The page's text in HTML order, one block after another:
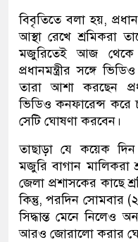
বিবৃতিতে বলা হয়,
আস্থা রেখে শ্রমিকরা
মজুরিতেই আজ থেকে
প্রধানমন্ত্রীর সঙ্গে
তারা আশা করছেন
ভিডিও কনফারেন্স করে
সেটি ঘোষণা করবেন।
তাছাড়া যে কয়েক
মজুরি বাগান মালিকরা
জেলা প্রশাসকের কাছে
কিন্তু, পরদিন সোমবার
সিদ্ধান্ত মেনে নিলেও
আরও জোরালো করার